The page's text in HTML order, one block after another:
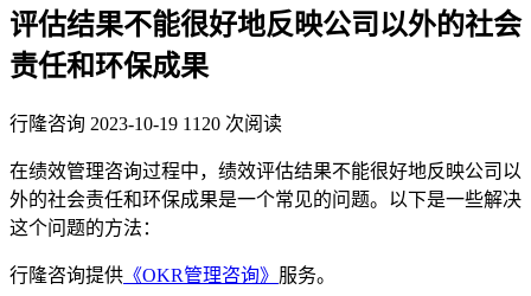
评估结果不能很好地反映公司以外的社会
责任和环保成果
行隆咨询 2023-10-19 1120 次阅读
在绩效管理咨询过程中，绩效评估结果不能很好地反映公司以
外的社会责任和环保成果是一个常见的问题。以下是一些解决
这个问题的方法：
行隆咨询提供 《OKR管理咨询》 服务。